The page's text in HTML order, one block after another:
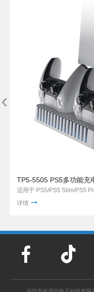
TP5-5505 PS5多功能充
适用于 PS5/PS5 Slim/PS5
详情
‹